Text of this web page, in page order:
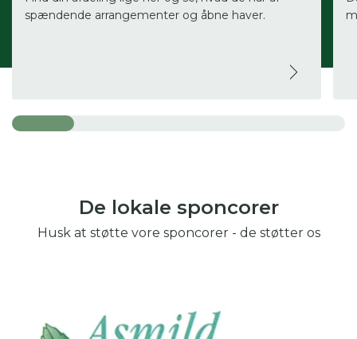
spændende arrangementer og åbne haver.
De lokale sponcorer
Husk at støtte vore sponcorer - de støtter os